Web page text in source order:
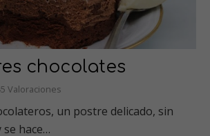
chocolates
Valoraciones
un postre delicado, sin
se hace…